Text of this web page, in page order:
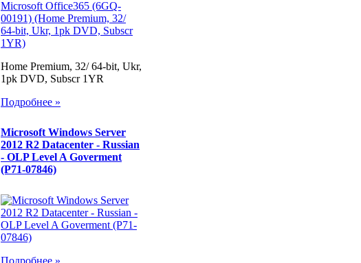
Home Premium, 32/ 64-bit, Ukr,
1pk DVD, Subscr 1YR
Подробнее »
Microsoft Windows Server
2012 R2 Datacenter - Russian
- OLP Level A Goverment
(P71-07846)